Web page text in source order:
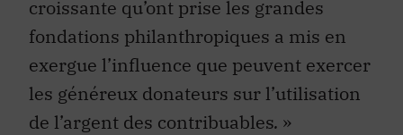
croissante qu’ont prise les grandes
fondations philanthropiques a mis en
exergue l’influence que peuvent exercer
les généreux donateurs sur l’utilisation
de l’argent des contribuables. »